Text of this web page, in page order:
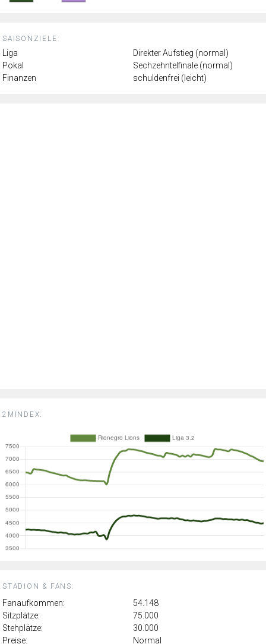
SAISONZIELE:
Liga
Direkter Aufstieg (normal)
Pokal
Sechzehntelfinale (normal)
Finanzen
schuldenfrei (leicht)
2MINDEX:
STADION & FANS:
Fanaufkommen:
54.148
Sitzplätze:
75.000
Stehplätze:
30.000
Preise:
Normal